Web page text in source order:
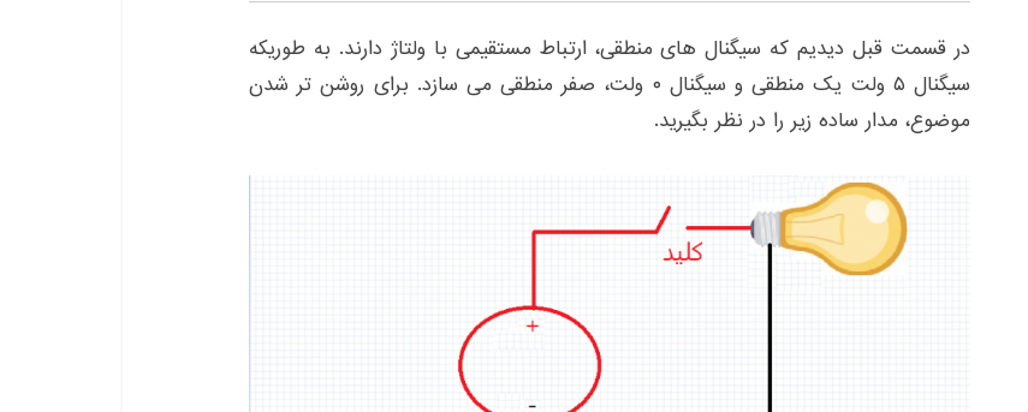
در قسمت قبل دیدیم که سیگنال های منطقی، ارتباط مستقیمی با ولتاژ دارند. به طوریکه
سیگنال ۵ ولت یک منطقی و سیگنال ۰ ولت، صفر منطقی می سازد. برای روشن تر شدن
موضوع، مدار ساده زیر را در نظر بگیرید.